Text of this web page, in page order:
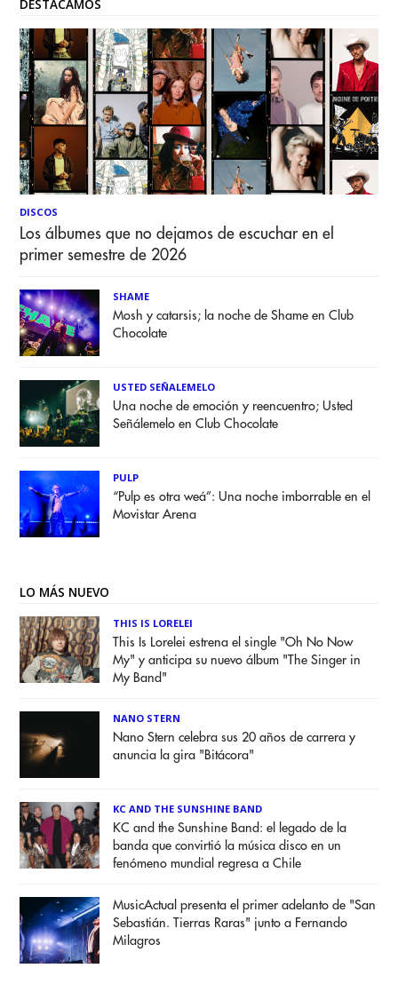
DESTACAMOS
DISCOS
Los álbumes que no dejamos de escuchar en el
primer semestre de 2026
SHAME
Mosh y catarsis; la noche de Shame en Club
Chocolate
USTED SEÑALEMELO
Una noche de emoción y reencuentro; Usted
Señálemelo en Club Chocolate
PULP
“Pulp es otra weá”: Una noche imborrable en el
Movistar Arena
LO MÁS NUEVO
THIS IS LORELEI
This Is Lorelei estrena el single "Oh No Now
My" y anticipa su nuevo álbum "The Singer in
My Band"
NANO STERN
Nano Stern celebra sus 20 años de carrera y
anuncia la gira "Bitácora"
KC AND THE SUNSHINE BAND
KC and the Sunshine Band: el legado de la
banda que convirtió la música disco en un
fenómeno mundial regresa a Chile
MusicActual presenta el primer adelanto de "San
Sebastián. Tierras Raras" junto a Fernando
Milagros